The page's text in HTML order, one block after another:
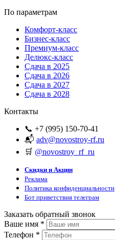
По параметрам
Комфорт-класс
Бизнес-класс
Премиум-класс
Делюкс-класс
Сдача в 2025
Сдача в 2026
Сдача в 2027
Сдача в 2028
Контакты
📞 +7 (995) 150-70-41
📬 adv@novostroy-rf.ru
🛒 @novostroy_rf_ru
Скидки и Акции
Реклама
Политика конфиденциальности
Бот приветствия телеграм
Заказать обратный звонок
Ваше имя *
Телефон *